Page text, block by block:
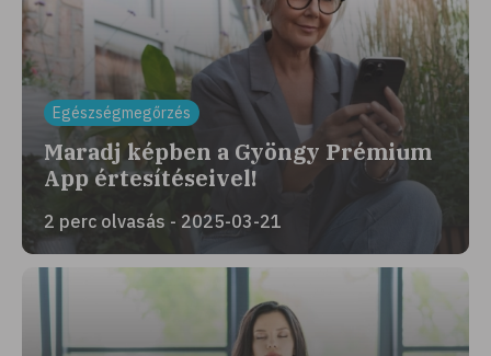
Egészségmegőrzés
Maradj képben a Gyöngy Prémium
App értesítéseivel!
2 perc olvasás - 2025-03-21